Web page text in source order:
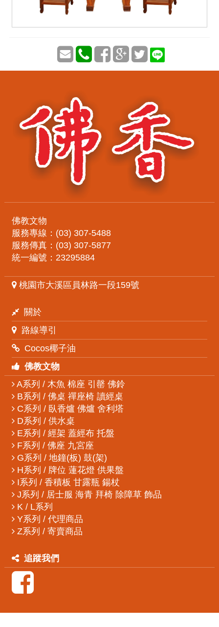
佛教文物
服務專線：(03) 307-5488
服務傳真：(03) 307-5877
統一編號：23295884
桃園市大溪區員林路一段159號
關於
路線導引
Cocos椰子油
佛教文物
A系列 / 木魚 棉座 引罄 佛鈴
B系列 / 佛桌 禪座椅 讀經桌
C系列 / 臥香爐 佛爐 舍利塔
D系列 / 供水桌
E系列 / 經架 蓋經布 托盤
F系列 / 佛座 九宮座
G系列 / 地鐘(板) 鼓(架)
H系列 / 牌位 蓮花燈 供果盤
I系列 / 香積板 甘露瓶 鍚杖
J系列 / 居士服 海青 拜椅 除障草 飾品
K / L系列
Y系列 / 代理商品
Z系列 / 寄賣商品
追蹤我們